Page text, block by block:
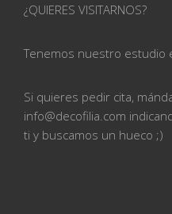
¿QUIERES VISITARNOS?
Tenemos nuestro estudio
Si quieres pedir cita,
info@decofilia.com
ti y buscamos un hueco ;)